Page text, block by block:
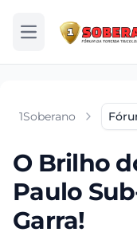
Abrir menu
1Soberano
O Brilho
Paulo
Garra!